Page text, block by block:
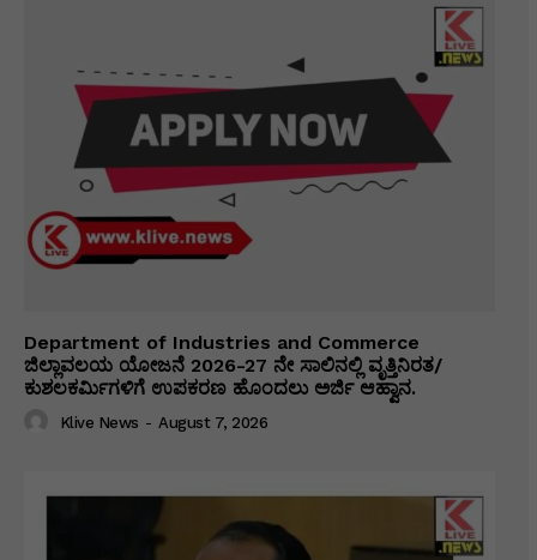
Department of Industries and Commerce
ಜಿಲ್ಲಾವಲಯ ಯೋಜನೆ 2026-27 ನೇ ಸಾಲಿನಲ್ಲಿ ವೃತ್ತಿನಿರತ/
ಕುಶಲಕರ್ಮಿಗಳಿಗೆ ಉಪಕರಣ ಹೊಂದಲು ಅರ್ಜಿ ಆಹ್ವಾನ.
Klive News - August 7, 2026